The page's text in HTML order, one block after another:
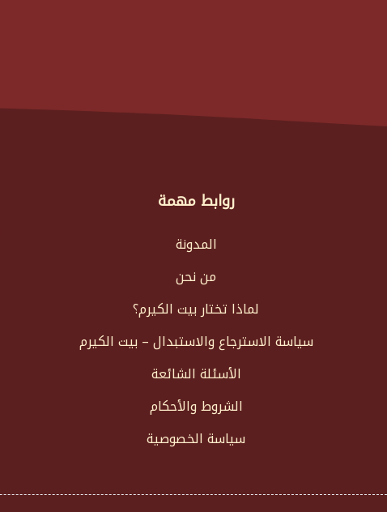
روابط مهمة
المدونة
من نحن
لماذا تختار بيت الكيرم؟
سياسة الاسترجاع والاستبدال – بيت الكيرم
الأسئلة الشائعة
الشروط والأحكام
سياسة الخصوصية